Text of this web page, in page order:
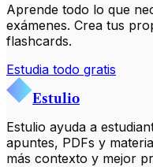
Aprende todo lo que
exámenes. Crea tus
flashcards.
Estudia todo gratis
Estulio
Estulio ayuda a
apuntes, PDFs y
más contexto y mejor